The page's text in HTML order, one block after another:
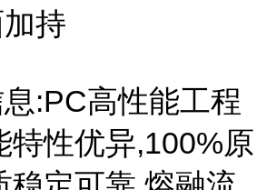
持
:PC高性能工程
特性优异,100%原